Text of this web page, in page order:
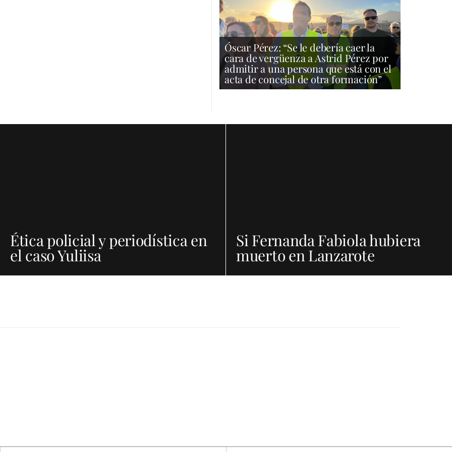
Óscar Pérez: “Se le debería caer la
cara de vergüenza a Astrid Pérez por
admitir a una persona que está con el
acta de concejal de otra formación”
Ética policial y periodística en
el caso Yuliisa
Si Fernanda Fabiola hubiera
muerto en Lanzarote